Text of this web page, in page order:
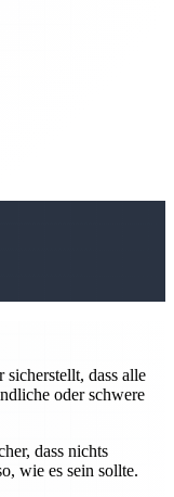
dass alle
oder schwere
dass nichts
wie es sein sollte.